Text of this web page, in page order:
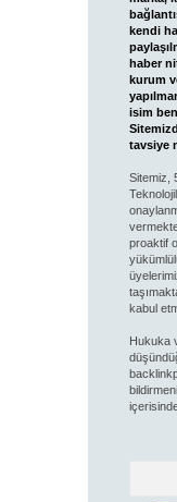
kendi
haber
kurum
isim
tavsiye
Sitemiz,
proaktif
kabul
Hukuka